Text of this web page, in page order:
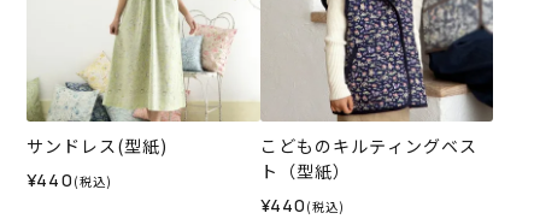
サンドレス(型紙)
¥440 (税込)
こどものキルティングベス
ト（型紙）
¥440 (税込)